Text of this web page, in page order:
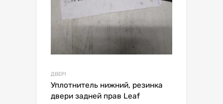
ДВЕРІ
Уплотнитель нижний, резинка
двери задней прав Leaf